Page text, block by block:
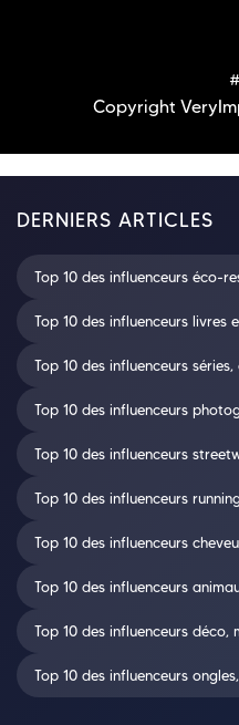
Copyright
DERNIERS ARTICLES
Top 10 des influenceurs éco-
Top 10 des influenceurs livres
Top 10 des influenceurs
Top 10 des influenceurs
Top 10 des influenceurs
Top 10 des influenceurs
Top 10 des influenceurs
Top 10 des influenceurs
Top 10 des influenceurs déco,
Top 10 des influenceurs